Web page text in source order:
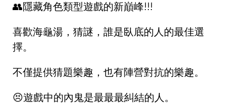
👥隱藏角色類型遊戲的新巔峰!!!
喜歡海龜湯，猜謎，誰是臥底的人的最佳選
擇。
不僅提供猜題樂趣，也有陣營對抗的樂趣。
😣遊戲中的內鬼是最最最糾結的人。